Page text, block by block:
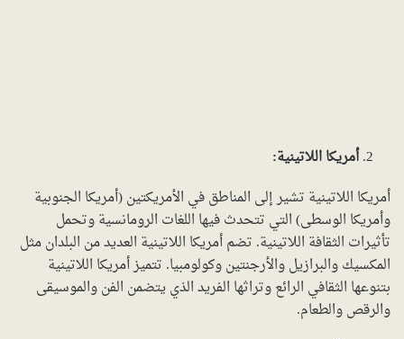
أمريكا اللاتينية:
أمريكا اللاتينية تشير إلى المناطق في الأمريكتين (أمريكا الجنوبية
وأمريكا الوسطى) التي تتحدث فيها اللغات الرومانسية وتحمل
تأثيرات الثقافة اللاتينية. تضم أمريكا اللاتينية العديد من البلدان مثل
المكسيك والبرازيل والأرجنتين وكولومبيا. تتميز أمريكا اللاتينية
بتنوعها الثقافي الرائع وتراثها الفريد الذي يتضمن الفن والموسيقى
والرقص والطعام.